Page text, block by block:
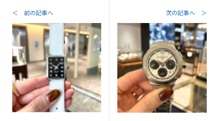
＜ 前の記事へ 次の記事へ ＞